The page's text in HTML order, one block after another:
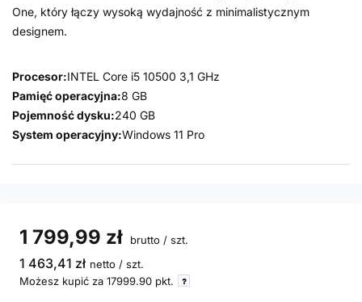
One, który łączy wysoką wydajność z minimalistycznym
designem.
Procesor:INTEL Core i5 10500 3,1 GHz
Pamięć operacyjna:8 GB
Pojemność dysku:240 GB
System operacyjny:Windows 11 Pro
1 799,99 zł brutto / szt.
1 463,41 zł netto / szt.
Możesz kupić za 17999.90 pkt.